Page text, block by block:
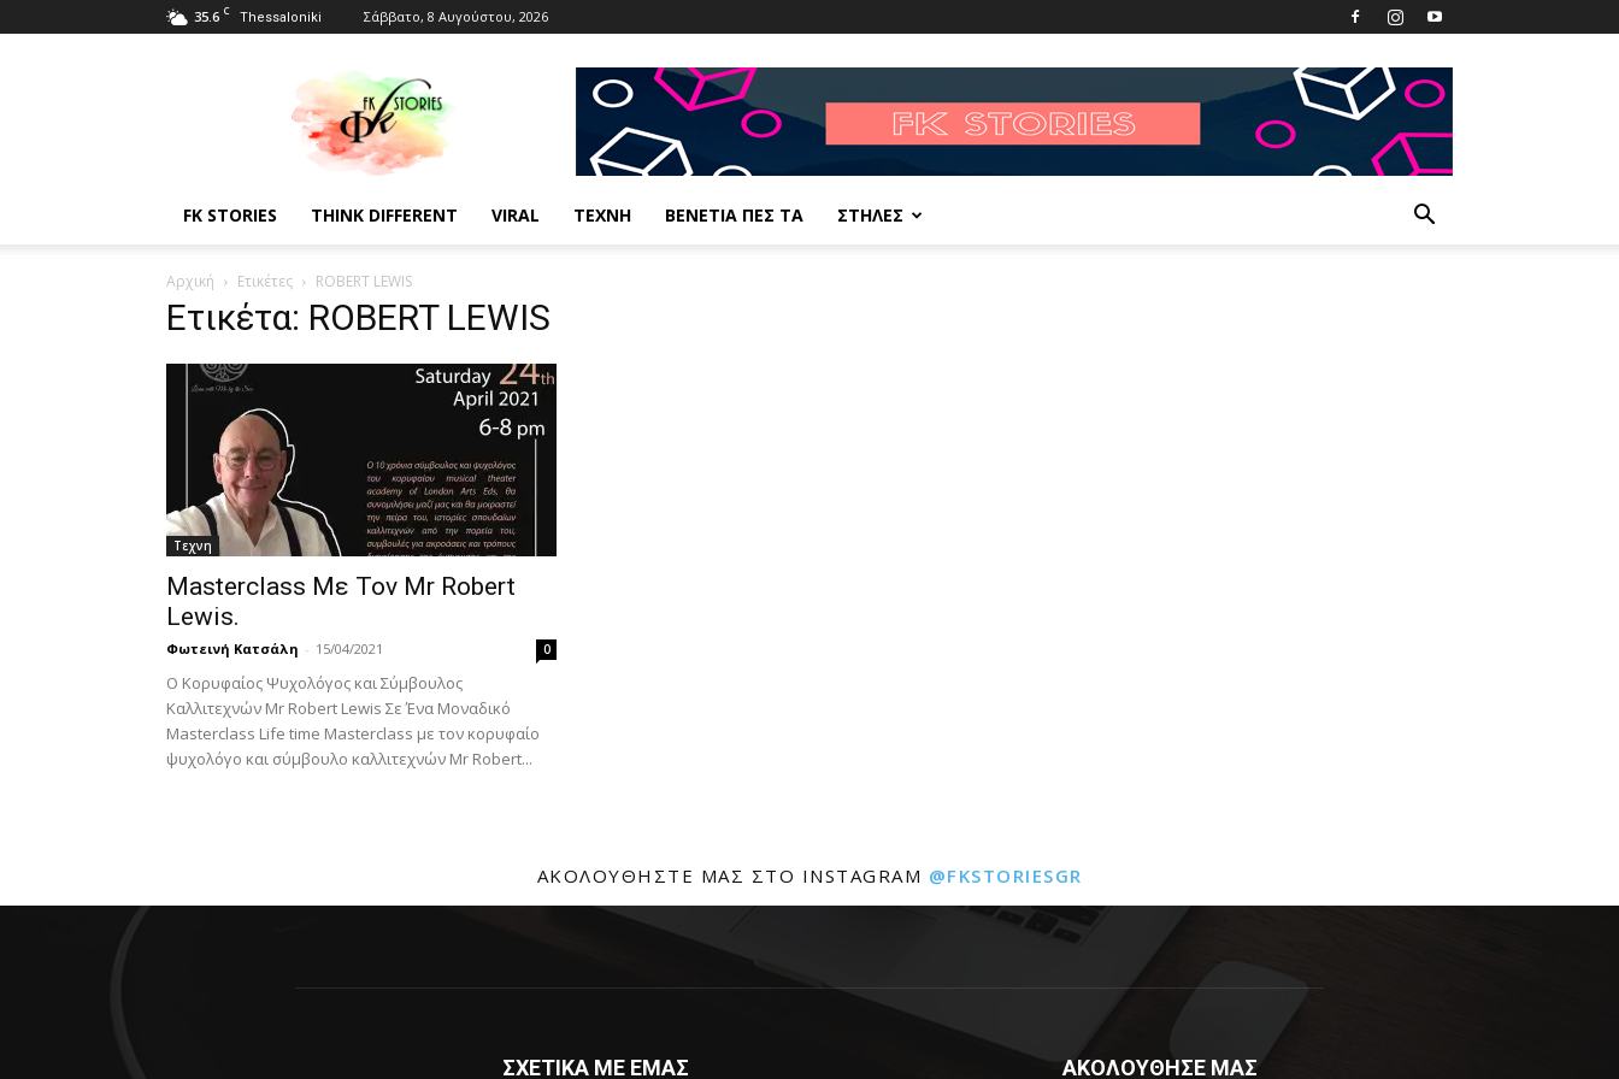
35.6 C Thessaloniki Σάββατο, 8 Αυγούστου, 2026
Fkstories
FK STORIES THINK DIFFERENT VIRAL ΤΕΧΝΗ ΒΕΝΕΤΙΑ ΠΕΣ ΤΑ ΣΤΗΛΕΣ
Αρχική Ετικέτες ROBERT LEWIS
Ετικέτα: ROBERT LEWIS
Τεχνη
Masterclass Με Τον Mr Robert
Lewis.
Φωτεινή Κατσάλη - 15/04/2021 0
Ο Κορυφαίος Ψυχολόγος και Σύμβουλος
Καλλιτεχνών Mr Robert Lewis Σε Ένα Μοναδικό
Masterclass Life time Masterclass με τον κορυφαίο
ψυχολόγο και σύμβουλο καλλιτεχνών Mr Robert...
ΑΚΟΛΟΥΘΉΣΤΕ ΜΑΣ ΣΤΟ INSTAGRAM @FKSTORIESGR
ΣΧΕΤΙΚΑ ΜΕ ΕΜΑΣ ΑΚΟΛΟΥΘΗΣΕ ΜΑΣ